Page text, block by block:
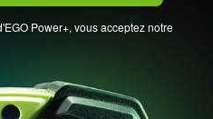
Power+, vous acceptez notre